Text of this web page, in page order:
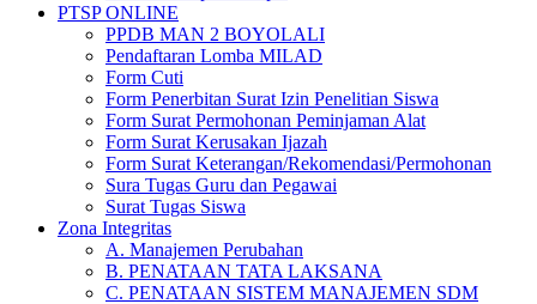
PTSP ONLINE
PPDB MAN 2 BOYOLALI
Pendaftaran Lomba MILAD
Form Cuti
Form Penerbitan Surat Izin Penelitian Siswa
Form Surat Permohonan Peminjaman Alat
Form Surat Kerusakan Ijazah
Form Surat Keterangan/Rekomendasi/Permohonan
Sura Tugas Guru dan Pegawai
Surat Tugas Siswa
Zona Integritas
A. Manajemen Perubahan
B. PENATAAN TATA LAKSANA
C. PENATAAN SISTEM MANAJEMEN SDM